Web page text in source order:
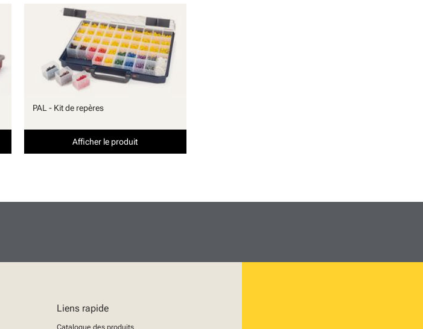
PAL - Kit de repères
Afficher le produit
Liens rapide
Catalogue des produits